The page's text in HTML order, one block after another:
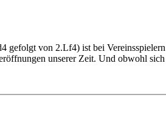
gefolgt von 2.Lf4) ist bei
unserer Zeit. Und obwohl
Dem Zuhörer möchte ich
Die DVD hält für Sie auch persönliche